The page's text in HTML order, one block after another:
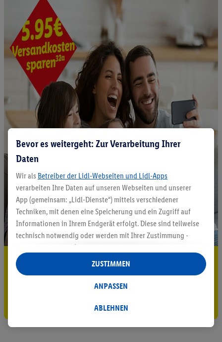
5.95 € Versand sparen³²ᵃ
Jetzt zum Newsletter anmelden
Bevor es weitergeht: Zur Verarbeitung Ihrer
Daten
Wir als Betreiber der Lidl-Webseiten und Lidl-Apps
verarbeiten Ihre Daten auf unseren Webseiten und unserer
App (gemeinsam: „Lidl-Dienste“) mittels verschiedener
Techniken, mit denen eine Speicherung und ein Zugriff auf
Informationen in Ihrem Endgerät erfolgt. Diese sind teilweise
technisch notwendig oder werden mit Ihrer Zustimmung -
auch durch Partner (u.a.
Verantwortliche; im Zusammenhang mit dem IAB TCF
insgesamt
Statistik-Erstellung oder für personalisierte Werbung
Datenverarbeitungen für personalisierte Werbung werden
ABLEHNEN
ANPASSEN
ZUSTIMMEN